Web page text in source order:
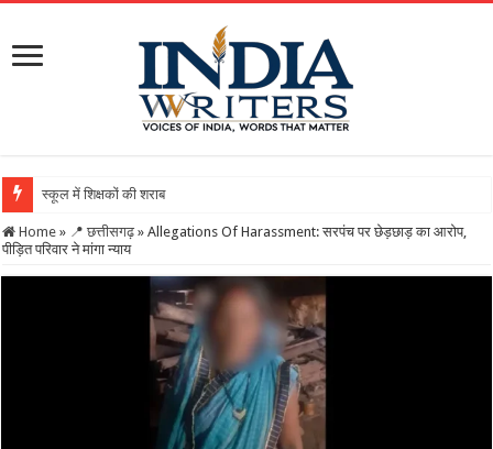
स्कूल में शिक्षकों की शराब पार्टी का वीडियो वायरल, DE
Home » 📍 छत्तीसगढ़ » Allegations Of Harassment: सरपंच पर छेड़छाड़ का आरोप,
पीड़ित परिवार ने मांगा न्याय